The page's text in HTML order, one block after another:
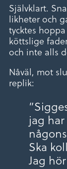
Självklart.
likheter och
tycktes
köttslige
och inte alls
Nåväl, mot
replik:
jag
Ska
Jag